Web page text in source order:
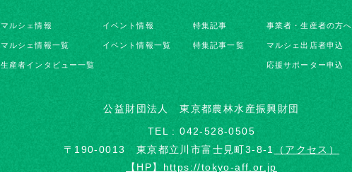
マルシェ情報
マルシェ情報一覧
生産者インタビュー一覧
イベント情報
イベント情報一覧
特集記事
特集記事一覧
事業者・生産者の方へ
マルシェ出店者申込
応援サポーター申込
公益財団法人 東京都農林水産振興財団
TEL : 042-528-0505
〒190-0013 東京都立川市富士見町3-8-1
（アクセス）
【HP】https://tokyo-aff.or.jp